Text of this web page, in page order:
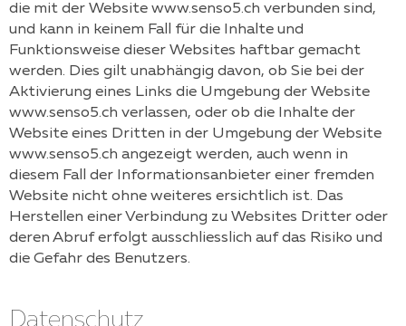
die mit der Website www.senso5.ch verbunden sind,
und kann in keinem Fall für die Inhalte und
Funktionsweise dieser Websites haftbar gemacht
werden. Dies gilt unabhängig davon, ob Sie bei der
Aktivierung eines Links die Umgebung der Website
www.senso5.ch verlassen, oder ob die Inhalte der
Website eines Dritten in der Umgebung der Website
www.senso5.ch angezeigt werden, auch wenn in
diesem Fall der Informationsanbieter einer fremden
Website nicht ohne weiteres ersichtlich ist. Das
Herstellen einer Verbindung zu Websites Dritter oder
deren Abruf erfolgt ausschliesslich auf das Risiko und
die Gefahr des Benutzers.
Datenschutz